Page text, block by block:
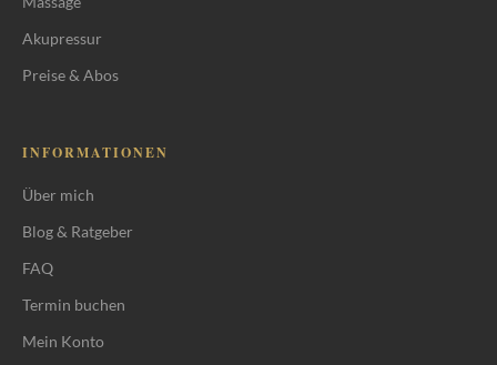
Akupressur
Preise & Abos
INFORMATIONEN
Über mich
Blog & Ratgeber
FAQ
Termin buchen
Mein Konto